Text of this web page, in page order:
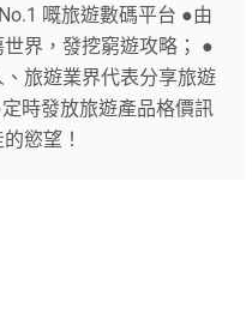
嘅旅遊數碼平台 ●由
界，發挖窮遊攻略； ●
旅遊業界代表分享旅遊
時發放旅遊產品格價訊
慾望！